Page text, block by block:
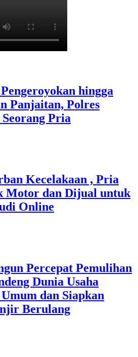
hingga
Panjaitan, Polres
Pria
Kecelakaan , Pria
Motor dan Dijual untuk
Online
Percepat Pemulihan
Dunia Usaha
dan Siapkan
Berulang